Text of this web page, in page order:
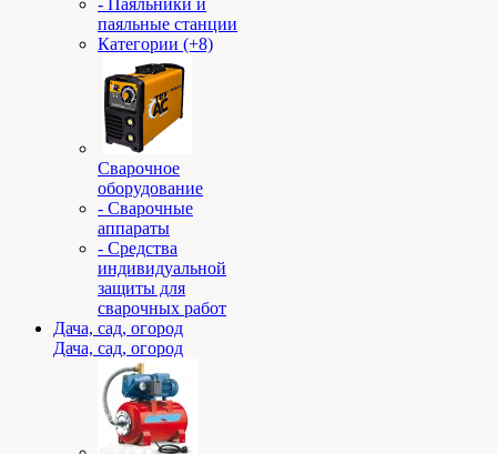
- Паяльники и
паяльные станции
Категории (+8)
Сварочное
оборудование
- Сварочные
аппараты
- Средства
индивидуальной
защиты для
сварочных работ
Дача, сад, огород
Дача, сад, огород